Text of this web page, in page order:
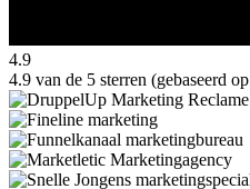
4.9
4.9 van de 5 sterren (gebaseerd op